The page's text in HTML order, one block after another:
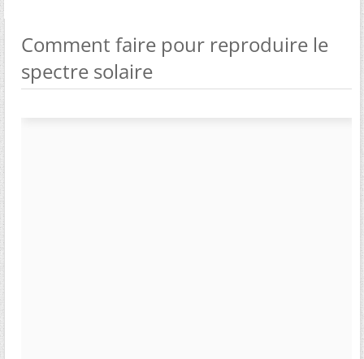
Comment faire pour reproduire le
spectre solaire